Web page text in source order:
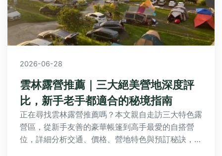
2026-06-28
雲林露營推薦｜三大絕美營地深度評
比，新手老手都適合的秘境指南
正在尋找雲林露營推薦嗎？本文親自走訪三大特色露
營區，從新手友善的豪華帳篷到高手最愛的自搭營
位，詳細分析交通、價格、營地特色與預訂秘訣，幫